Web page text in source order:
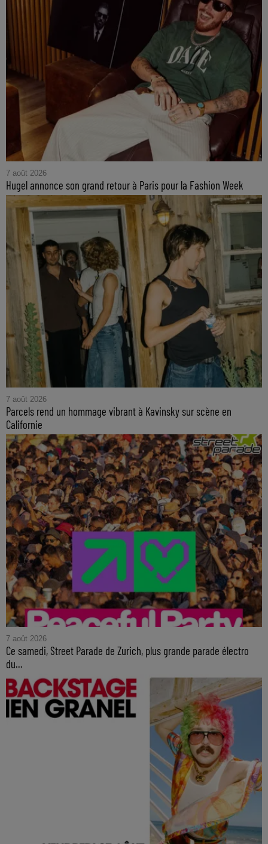
7 août 2026
Hugel annonce son grand retour à Paris pour la Fashion Week
7 août 2026
Parcels rend un hommage vibrant à Kavinsky sur scène en
Californie
7 août 2026
Ce samedi, Street Parade de Zurich, plus grande parade électro
du...